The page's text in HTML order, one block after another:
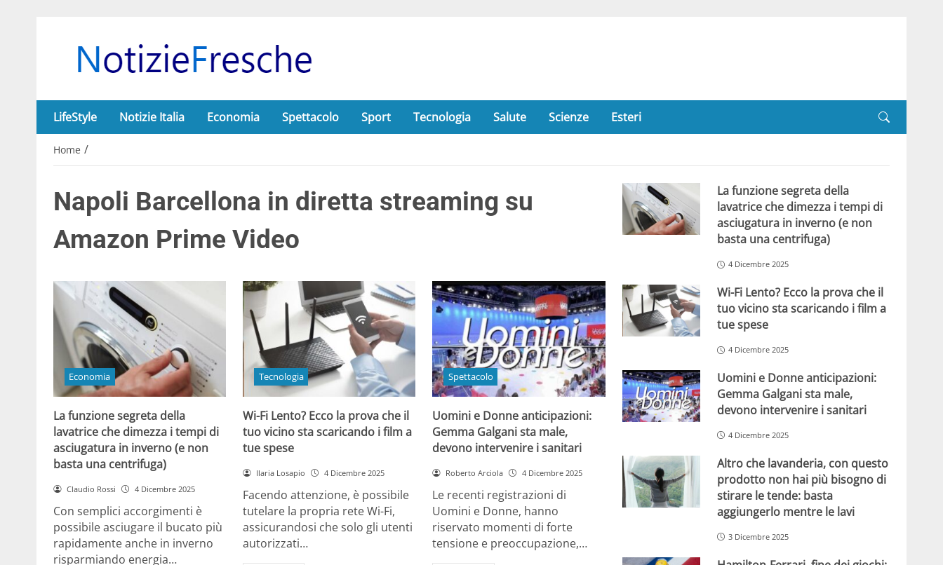
LifeStyle Notizie Italia Economia Spettacolo Sport Tecnologia Salute Scienze Esteri
Home /
Napoli Barcellona in diretta streaming su
Amazon Prime Video
Economia
La funzione segreta della
lavatrice che dimezza i tempi di
asciugatura in inverno (e non
basta una centrifuga)
Claudio Rossi 4 Dicembre 2025
Con semplici accorgimenti è
possibile asciugare il bucato più
rapidamente anche in inverno
risparmiando energia…
Tecnologia
Wi-Fi Lento? Ecco la prova che il
tuo vicino sta scaricando i film a
tue spese
Ilaria Losapio 4 Dicembre 2025
Facendo attenzione, è possibile
tutelare la propria rete Wi-Fi,
assicurandosi che solo gli utenti
autorizzati…
Spettacolo
Uomini e Donne anticipazioni:
Gemma Galgani sta male,
devono intervenire i sanitari
Roberto Arciola 4 Dicembre 2025
Le recenti registrazioni di
Uomini e Donne, hanno
riservato momenti di forte
tensione e preoccupazione,…
La funzione segreta della
lavatrice che dimezza i tempi di
asciugatura in inverno (e non
basta una centrifuga)
4 Dicembre 2025
Wi-Fi Lento? Ecco la prova che il
tuo vicino sta scaricando i film a
tue spese
4 Dicembre 2025
Uomini e Donne anticipazioni:
Gemma Galgani sta male,
devono intervenire i sanitari
4 Dicembre 2025
Altro che lavanderia, con questo
prodotto non hai più bisogno di
stirare le tende: basta
aggiungerlo mentre le lavi
3 Dicembre 2025